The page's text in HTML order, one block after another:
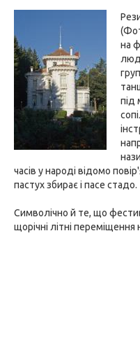
на
під
часів у народі відомо
пастух збирає і пасе стадо.
Символічно й те, що
щорічні літні переміщення